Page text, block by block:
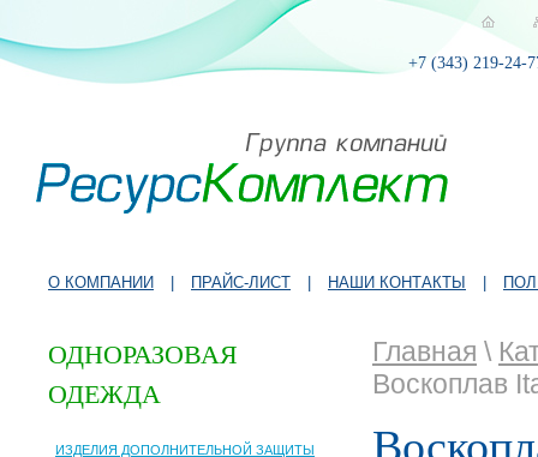
+7 (343) 219-24-
О КОМПАНИИ ПРАЙС-ЛИСТ НАШИ КОНТАКТЫ
ОДНОРАЗОВАЯ
ОДЕЖДА
ИЗДЕЛИЯ ДОПОЛНИТЕЛЬНОЙ ЗАЩИТЫ
Главная \
Воскоплав